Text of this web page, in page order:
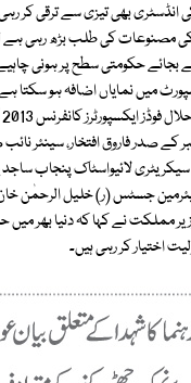
بھی تیزی سے ترقی کر رہی
مصنوعات کی طلب بڑھ رہی
بجائے حکومتی سطح پر ہونی
میں نمایاں اضافہ ہو سکتا
کے صدر فاروق افتخار، سینئر
سیکریٹری لائیواسٹاک پنجاب
جسٹس (ر) خلیل الرحمٰن
مملکت نے کہا کہ دنیا بھر میں
اختیار کر رہی ہیں۔